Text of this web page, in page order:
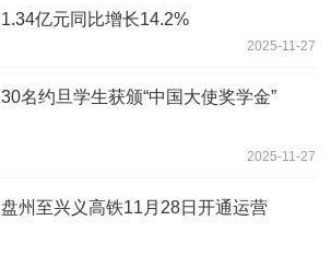
1.34亿元同比增长14.2%
2025-11-27
30名约旦学生获颁“中国大使奖学金”
2025-11-27
盘州至兴义高铁11月28日开通运营